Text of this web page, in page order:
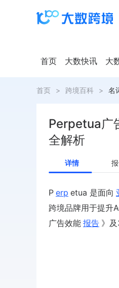
首页 大数快讯 大
首页 > 跨境百科 > 名
Perpetua广
全解析
详情
P erp etua 是面向
跨境品牌用于提升
广告效能 报告 》